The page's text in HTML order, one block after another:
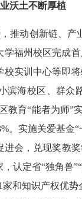
沃土不断厚植
推动创新链、产
学福州校区完成
校实训中心等即将
滨海校区 、群众
教育“能者为师”
%。 实施关爱基金“
会， 兑现奖教奖
，认定省“独角兽
家和知识产权优势